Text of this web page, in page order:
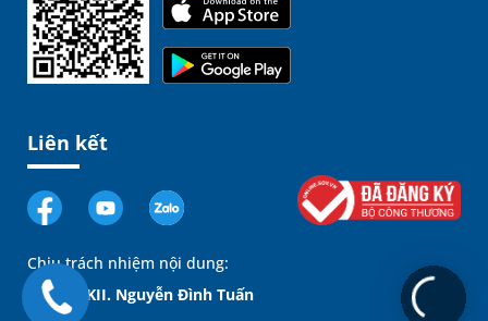
Liên kết
Chịu trách nhiệm nội dung:
GĐ. BSCKII. Nguyễn Đình Tuấn